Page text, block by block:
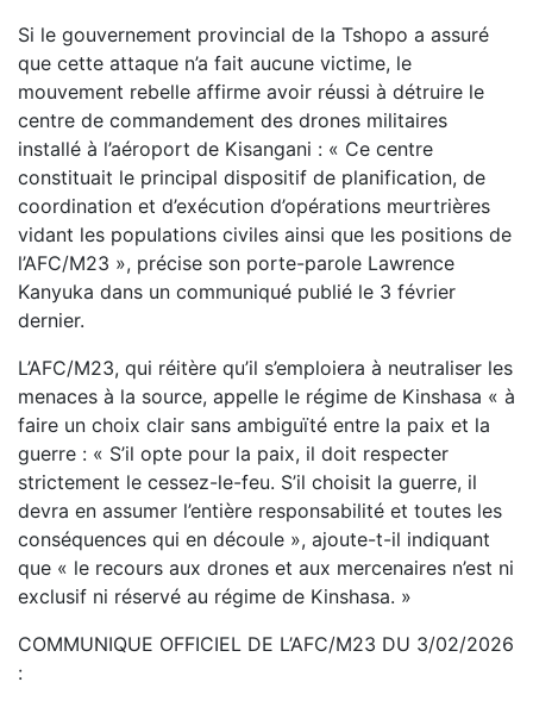
Si le gouvernement provincial de la Tshopo a assuré
que cette attaque n’a fait aucune victime, le
mouvement rebelle affirme avoir réussi à détruire le
centre de commandement des drones militaires
installé à l’aéroport de Kisangani : « Ce centre
constituait le principal dispositif de planification, de
coordination et d’exécution d’opérations meurtrières
vidant les populations civiles ainsi que les positions de
l’AFC/M23 », précise son porte-parole Lawrence
Kanyuka dans un communiqué publié le 3 février
dernier.
L’AFC/M23, qui réitère qu’il s’emploiera à neutraliser les
menaces à la source, appelle le régime de Kinshasa « à
faire un choix clair sans ambiguïté entre la paix et la
guerre : « S’il opte pour la paix, il doit respecter
strictement le cessez-le-feu. S’il choisit la guerre, il
devra en assumer l’entière responsabilité et toutes les
conséquences qui en découle », ajoute-t-il indiquant
que « le recours aux drones et aux mercenaires n’est ni
exclusif ni réservé au régime de Kinshasa. »
COMMUNIQUE OFFICIEL DE L’AFC/M23 DU 3/02/2026
: